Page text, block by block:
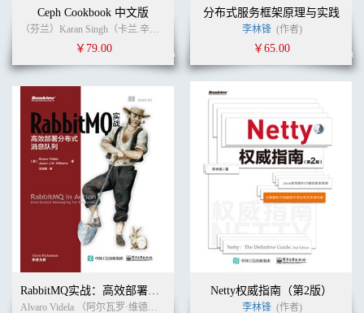
Ceph Cookbook 中文版
（芬兰）Karan Singh（卡兰.辛格） (作者) (译者)
￥79.00
分布式服务框架原理与实践
李林锋 (作者)
￥65.00
RabbitMQ实战：高效部署分布式消息队列
Alvaro Videla （阿尔瓦罗·维德拉）, Jason J. W. Williams（詹森.J.W.威廉姆斯） (作者)
Netty权威指南（第2版）
李林锋 (作者)